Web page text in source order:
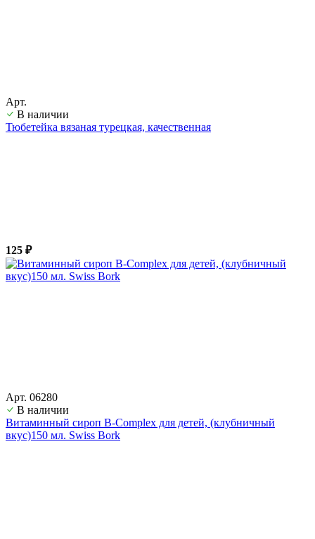
Арт.
В наличии
Тюбетейка вязаная турецкая, качественная
125 ₽
Арт. 06280
В наличии
Витаминный сироп B-Complex для детей, (клубничный
вкус)150 мл. Swiss Bork